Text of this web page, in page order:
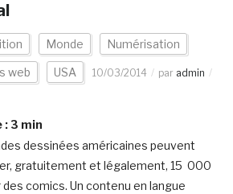
Monde Numérisation
web USA 10/03/2014 par admin
: 3 min
dessinées américaines peuvent
gratuitement et légalement, 15 000
des comics. Un contenu en langue